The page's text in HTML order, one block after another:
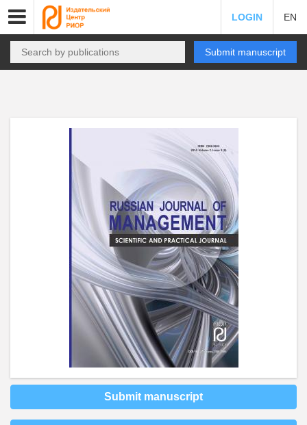
LOGIN EN
Submit manuscript
Submit manuscript